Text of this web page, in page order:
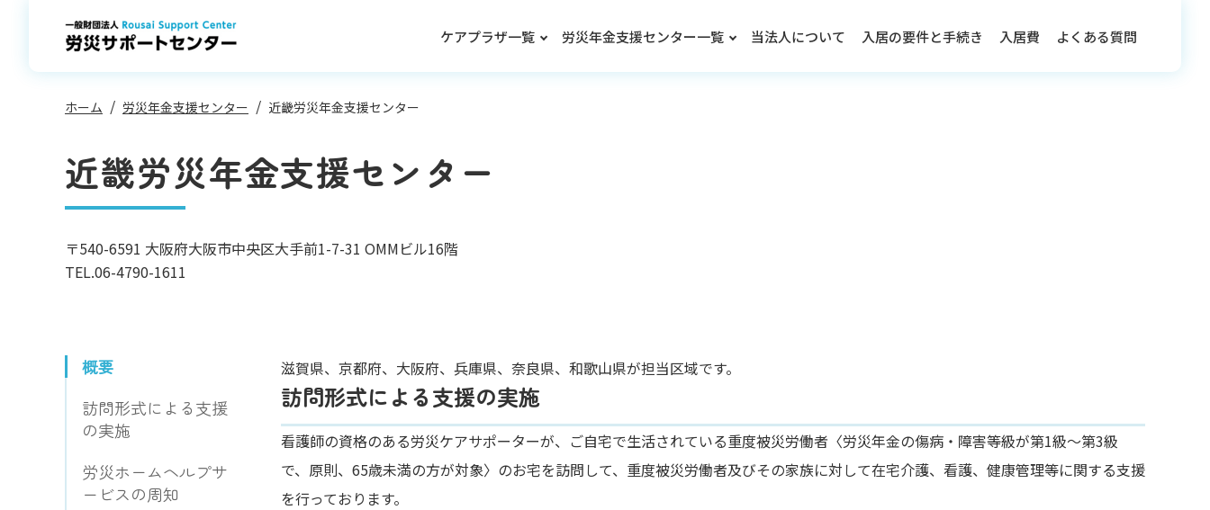
ケアプラザ一覧 労災年金支援センター一覧 当法人について 入居の要件と手続き 入居費 よくある質問
ホーム 労災年金支援センター 近畿労災年金支援センター
近畿労災年金支援センター
〒540-6591 大阪府大阪市中央区大手前1-7-31 OMMビル16階
TEL.06-4790-1611
概要
訪問形式による支援
の実施
労災ホームヘルプサ
ービスの周知
滋賀県、京都府、大阪府、兵庫県、奈良県、和歌山県が担当区域です。
訪問形式による支援の実施
看護師の資格のある労災ケアサポーターが、ご自宅で生活されている重度被災労働者〈労災年金の傷病・障害等級が第1級～第3級
で、原則、65歳未満の方が対象〉のお宅を訪問して、重度被災労働者及びその家族に対して在宅介護、看護、健康管理等に関する支援
を行っております。